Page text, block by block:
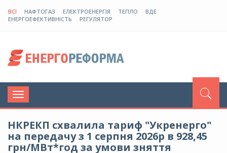
ВСІ НАФТОГАЗ ЕЛЕКТРОЕНЕРГІЯ ТЕПЛО
ВДЕ
ЕНЕРГОЕФЕКТИВНІСТЬ
РЕГУЛЯТОР
Toggle
navigation
НКРЕКП схвалила тариф "Укренерго"
на передачу з 1 серпня 2026р в 928,45
грн/МВт*год за умови зняття